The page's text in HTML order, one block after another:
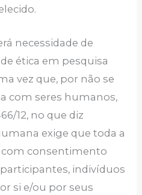
necessidade de
ética em pesquisa
vez que, por não se
com seres humanos,
12, no que diz
exige que toda a
com consentimento
participantes, indivíduos
si e/ou por seus